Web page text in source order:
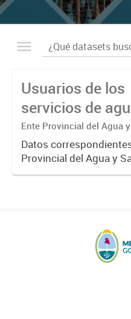
Usuarios de los
servicios de
potable y
Ente Provincial del Agua
Datos
Provincial del Agua y
de Mendoza sobre las